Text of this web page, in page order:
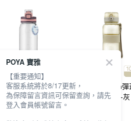
樂扣樂扣優質時尚彈蓋
水壺900ML-粉
NT$359
樂扣樂扣Tritan彈
帶水壺1000ml-灰
POYA 寶雅
【重要通知】
客服系統將於8/17更新，
為保障留言資訊可保留查詢，請先
登入會員帳號留言。